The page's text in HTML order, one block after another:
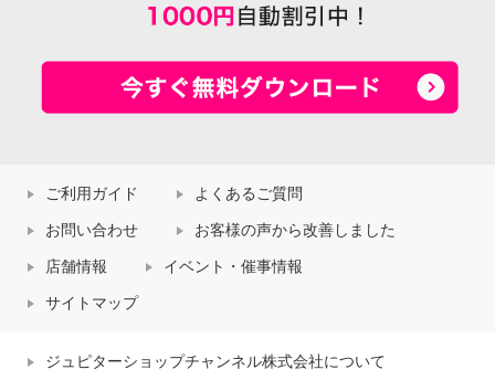
ご利用ガイド よくあるご質問
お問い合わせ お客様の声から改善しました
店舗情報 イベント・催事情報
サイトマップ
ジュピターショップチャンネル株式会社について